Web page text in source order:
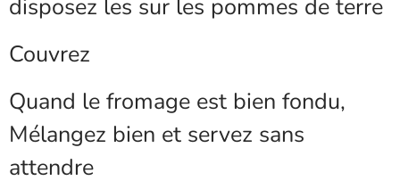
disposez les sur les pommes de terre
Couvrez
Quand le fromage est bien fondu,
Mélangez bien et servez sans
attendre